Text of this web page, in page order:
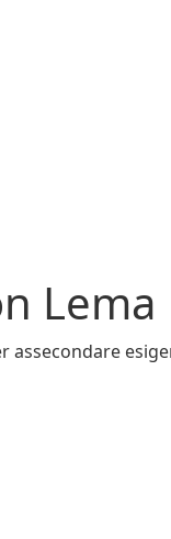
Lema